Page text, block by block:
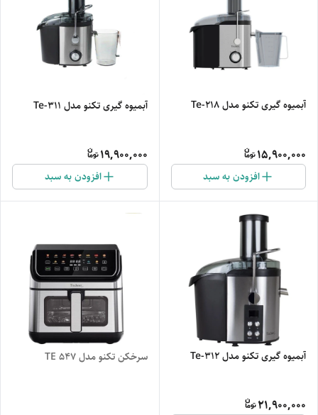
آبمیوه گیری تکنو مدل Te-218
15,900,000
افزودن به سبد
آبمیوه گیری تکنو مدل Te-311
19,900,000
افزودن به سبد
آبمیوه گیری تکنو مدل Te-312
21,900,000
سرخکن تکنو مدل TE 547